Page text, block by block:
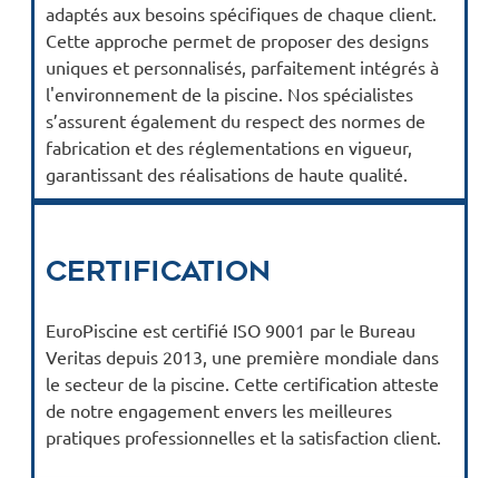
adaptés aux besoins spécifiques de chaque client.
Cette approche permet de proposer des designs
uniques et personnalisés, parfaitement intégrés à
l'environnement de la piscine. Nos spécialistes
s’assurent également du respect des normes de
fabrication et des réglementations en vigueur,
garantissant des réalisations de haute qualité.
Certification
EuroPiscine est certifié ISO 9001 par le Bureau
Veritas depuis 2013, une première mondiale dans
le secteur de la piscine. Cette certification atteste
de notre engagement envers les meilleures
pratiques professionnelles et la satisfaction client.